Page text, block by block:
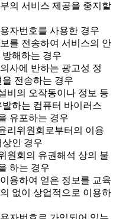
의 서비스 제공을 중지할
자번호를 사용한 경우
를 전송하여 서비스의 안
해하는 경우
사에 반하는 광고성 정
전송하는 경우
비의 오작동이나 정보 등
하는 컴퓨터 바이러스
유포하는 경우
리위원회로부터의 이용
인 경우
원회의 유권해석 상의 불
하는 경우
용하여 얻은 정보를 교육
없이 상업적으로 이용하